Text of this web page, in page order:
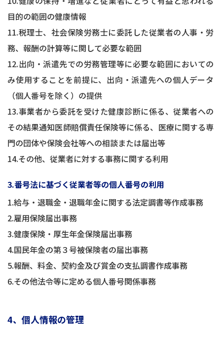
目的の範囲の健康情報
11.税理士、社会保険労務士に委託した従業者の人事・労
務、報酬の計算等に関して必要な範囲
12.出向・派遣先での労務管理等に必要な範囲においての
み使用することを前提に、出向・派遣先への個人データ
（個人番号を除く）の提供
13.事業者から委託を受けた健康診断に係る、従業者への
その結果通知医師賠償責任保険等に係る、医療に関する専
門の団体や保険会社等への相談または届出等
14.その他、従業者に対する事務に関する利用
3.番号法に基づく従業者等の個人番号の利用
1.給与・退職金・退職年金に関する法定調書等作成事務
2.雇用保険届出事務
3.健康保険・厚生年金保険届出事務
4.国民年金の第３号被保険者の届出事務
5.報酬、料金、契約金及び賞金の支払調書作成事務
6.その他法令等に定める個人番号関係事務
4、個人情報の管理